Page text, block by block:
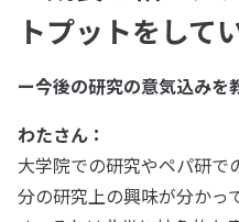
トプットをして
ー今後の研究の意気込みを
わたさん：
大学院での研究やペパ研で
分の研究上の興味が分かっ